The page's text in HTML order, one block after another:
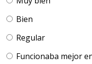
Bien
Regular
Funcionaba mejor